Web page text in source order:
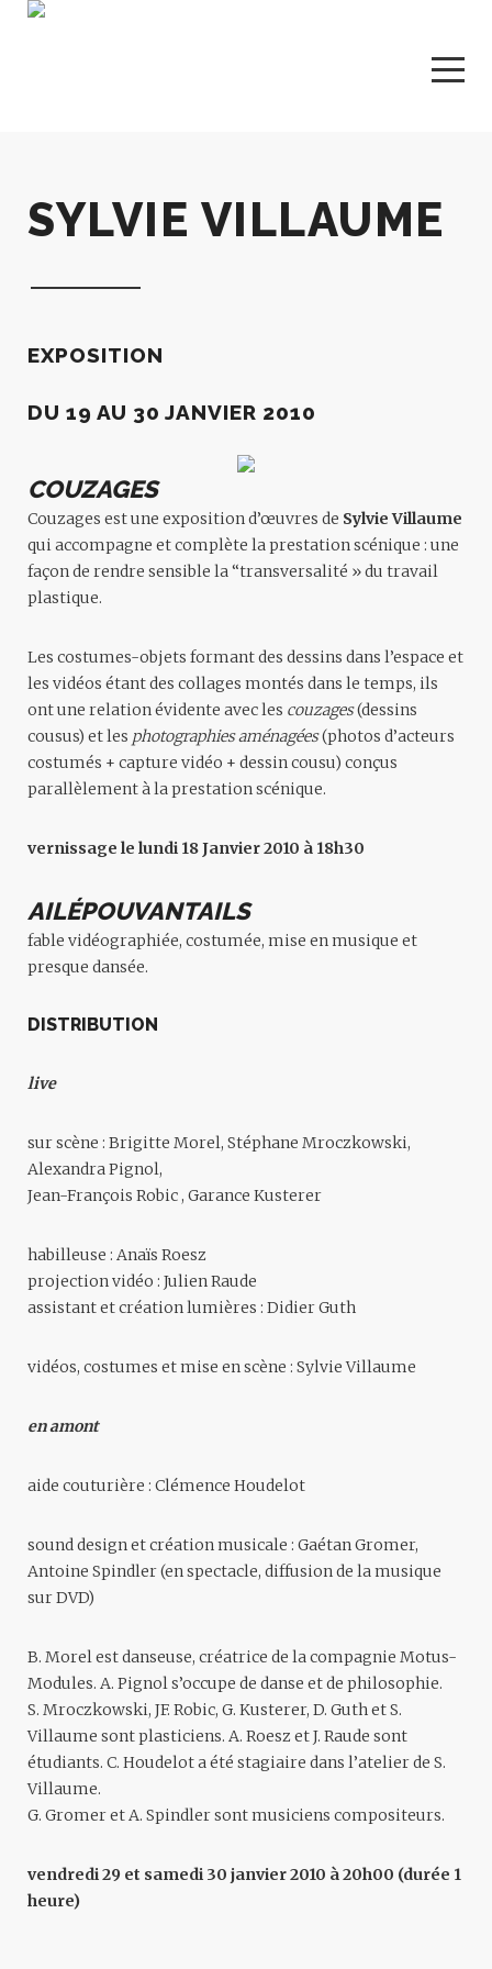
SYLVIE VILLAUME
EXPOSITION
DU 19 AU 30 JANVIER 2010
COUZAGES
Couzages est une exposition d’œuvres de Sylvie Villaume
qui accompagne et complète la prestation scénique : une
façon de rendre sensible la “transversalité » du travail
plastique.
Les costumes-objets formant des dessins dans l’espace et
les vidéos étant des collages montés dans le temps, ils
ont une relation évidente avec les couzages(dessins
cousus) et les photographies aménagées(photos d’acteurs
costumés + capture vidéo + dessin cousu) conçus
parallèlement à la prestation scénique.
vernissage le lundi 18 Janvier 2010 à 18h30
AILÉPOUVANTAILS
fable vidéographiée, costumée, mise en musique et
presque dansée.
DISTRIBUTION
live
sur scène : Brigitte Morel, Stéphane Mroczkowski,
Alexandra Pignol,
Jean-François Robic , Garance Kusterer
habilleuse : Anaïs Roesz
projection vidéo : Julien Raude
assistant et création lumières : Didier Guth
vidéos, costumes et mise en scène : Sylvie Villaume
en amont
aide couturière : Clémence Houdelot
sound design et création musicale : Gaétan Gromer,
Antoine Spindler (en spectacle, diffusion de la musique
sur DVD)
B. Morel est danseuse, créatrice de la compagnie Motus-
Modules. A. Pignol s’occupe de danse et de philosophie.
S. Mroczkowski, JF. Robic, G. Kusterer, D. Guth et S.
Villaume sont plasticiens. A. Roesz et J. Raude sont
étudiants. C. Houdelot a été stagiaire dans l’atelier de S.
Villaume.
G. Gromer et A. Spindler sont musiciens compositeurs.
vendredi 29 et samedi 30 janvier 2010 à 20h00 (durée 1
heure)